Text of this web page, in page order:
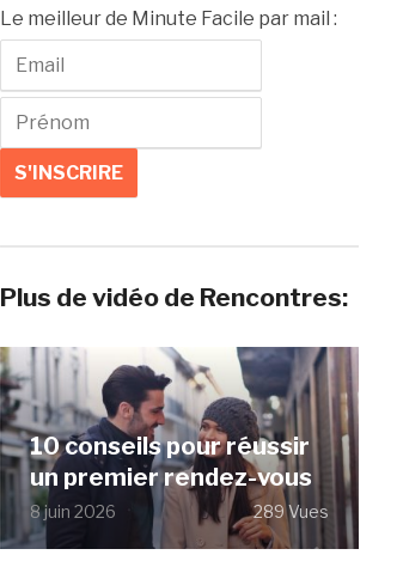
Le meilleur de Minute Facile par mail :
Plus de vidéo de Rencontres:
10 conseils pour réussir
un premier rendez-vous
8 juin 2026 289 Vues